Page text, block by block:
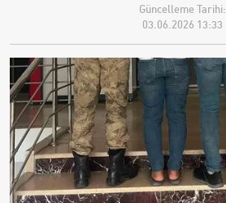
Güncelleme Tarihi:
03.06.2026 13:33